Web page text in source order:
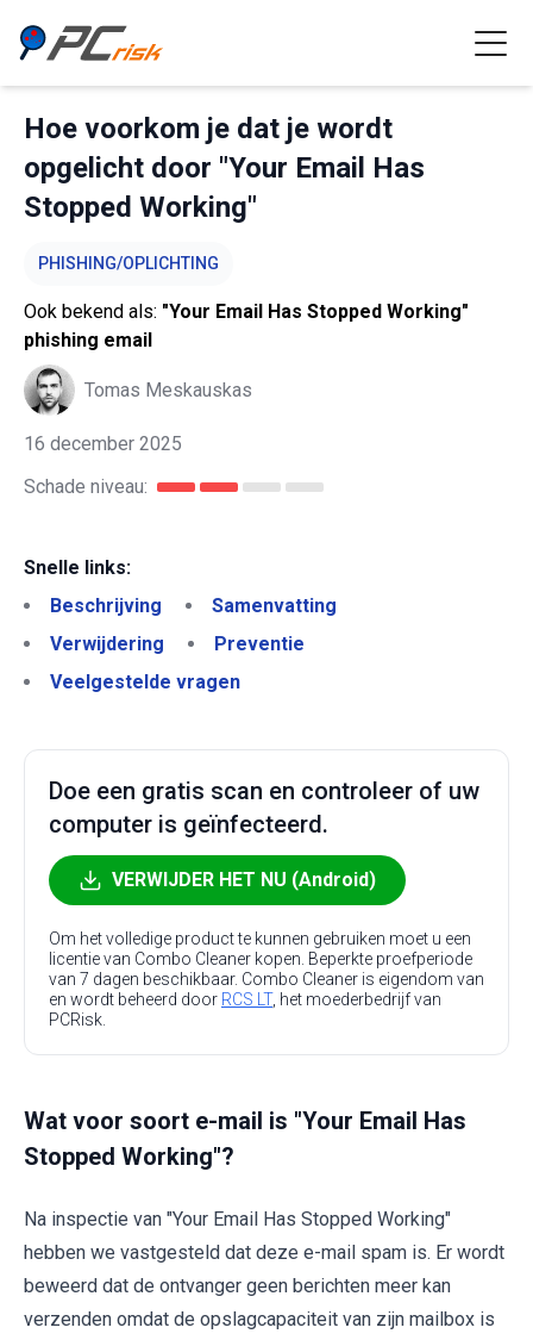
Hoe voorkom je dat je wordt
opgelicht door "Your Email Has
Stopped Working"
PHISHING/OPLICHTING
Ook bekend als: "Your Email Has Stopped Working"
phishing email
Tomas Meskauskas
16 december 2025
Schade niveau:
Snelle links:
Beschrijving
Samenvatting
Verwijdering
Preventie
Veelgestelde vragen
Doe een gratis scan en controleer of uw
computer is geïnfecteerd.
VERWIJDER HET NU (Android)
Om het volledige product te kunnen gebruiken moet u een
licentie van Combo Cleaner kopen. Beperkte proefperiode
van 7 dagen beschikbaar. Combo Cleaner is eigendom van
en wordt beheerd door RCS LT, het moederbedrijf van
PCRisk.
Wat voor soort e-mail is "Your Email Has
Stopped Working"?
Na inspectie van "Your Email Has Stopped Working"
hebben we vastgesteld dat deze e-mail spam is. Er wordt
beweerd dat de ontvanger geen berichten meer kan
verzenden omdat de opslagcapaciteit van zijn mailbox is